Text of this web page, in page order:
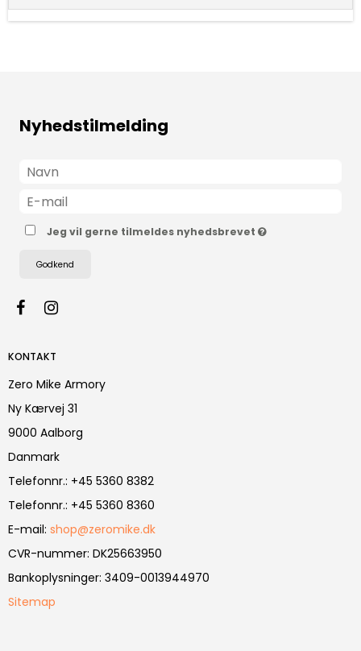
Nyhedstilmelding
Jeg vil gerne tilmeldes nyhedsbrevet
Godkend
KONTAKT
Zero Mike Armory
Ny Kærvej 31
9000 Aalborg
Danmark
Telefonnr.: +45 5360 8382
Telefonnr.: +45 5360 8360
E-mail: shop@zeromike.dk
CVR-nummer: DK25663950
Bankoplysninger: 3409-0013944970
Sitemap